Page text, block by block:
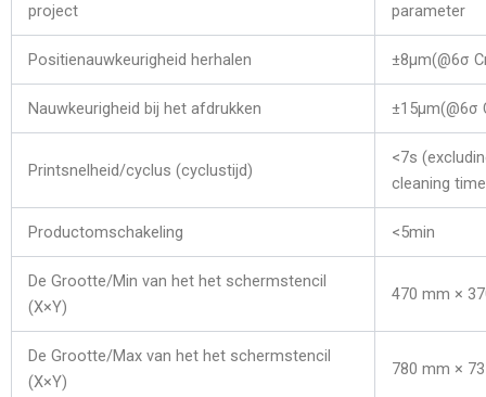
project parameter
Positienauwkeurigheid herhalen ±8µm(@6σ
Nauwkeurigheid bij het afdrukken ±15μm(@6σ
Printsnelheid/cyclus (cyclustijd)
<7s
cleaning
Productomschakeling <5min
De Grootte/Min van het het schermstencil
(X×Y)
470 mm ×
De Grootte/Max van het het schermstencil
(X×Y)
780 mm ×